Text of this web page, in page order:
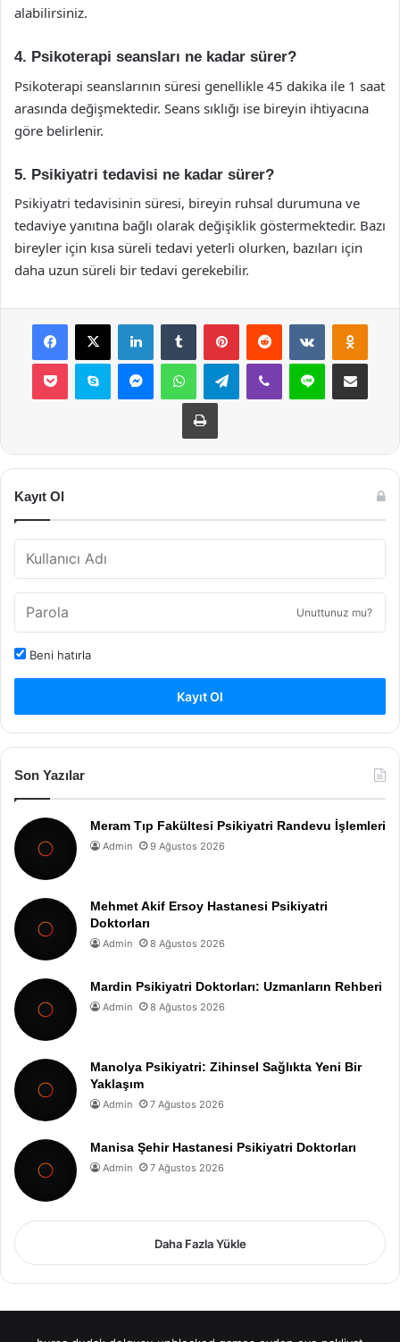
alabilirsiniz.
4. Psikoterapi seansları ne kadar sürer?
Psikoterapi seanslarının süresi genellikle 45 dakika ile 1 saat
arasında değişmektedir. Seans sıklığı ise bireyin ihtiyacına
göre belirlenir.
5. Psikiyatri tedavisi ne kadar sürer?
Psikiyatri tedavisinin süresi, bireyin ruhsal durumuna ve
tedaviye yanıtına bağlı olarak değişiklik göstermektedir. Bazı
bireyler için kısa süreli tedavi yeterli olurken, bazıları için
daha uzun süreli bir tedavi gerekebilir.
Facebook
X LinkedInTumblr PinterestReddit VKontakte
Pocket Skype MessengerWhatsAppTelegramViber Line E-Posta ile
Yazdır
Kayıt Ol
Unuttunuz mu?
Beni hatırla
Kayıt Ol
Son Yazılar
Meram Tıp Fakültesi Psikiyatri Randevu İşlemleri
Admin 9 Ağustos 2026
Mehmet Akif Ersoy Hastanesi Psikiyatri
Doktorları
Admin 8 Ağustos 2026
Mardin Psikiyatri Doktorları: Uzmanların Rehberi
Admin 8 Ağustos 2026
Manolya Psikiyatri: Zihinsel Sağlıkta Yeni Bir
Yaklaşım
Admin 7 Ağustos 2026
Manisa Şehir Hastanesi Psikiyatri Doktorları
Admin 7 Ağustos 2026
Daha Fazla Yükle